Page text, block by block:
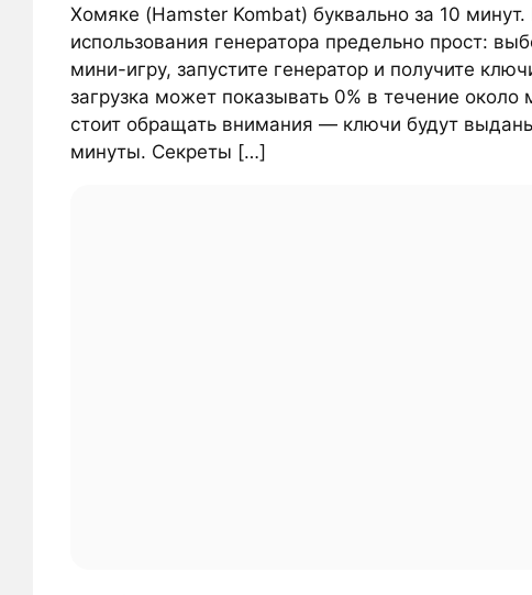
Хомяке (Hamster Kombat) буквально за 10
использования генератора предельно прост:
мини-игру, запустите генератор и получите
загрузка может показывать 0% в течение около
стоит обращать внимания — ключи будут
минуты. Секреты […]